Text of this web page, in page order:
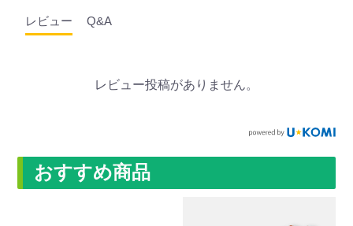
レビュー Q&A
レビュー投稿がありません。
おすすめ商品